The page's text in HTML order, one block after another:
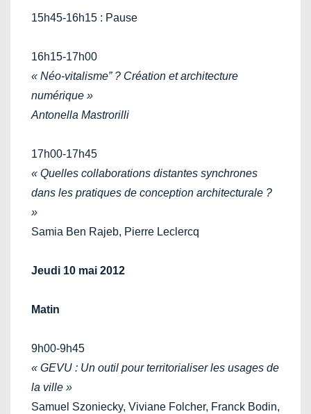
15h45-16h15 : Pause
16h15-17h00
« Néo-vitalisme” ? Création et architecture
numérique »
Antonella Mastrorilli
17h00-17h45
« Quelles collaborations distantes synchrones
dans les pratiques de conception architecturale ?
»
Samia Ben Rajeb, Pierre Leclercq
Jeudi 10 mai 2012
Matin
9h00-9h45
« GEVU : Un outil pour territorialiser les usages de
la ville »
Samuel Szoniecky, Viviane Folcher, Franck Bodin,